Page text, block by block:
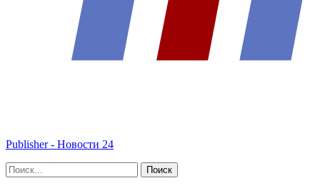
Publisher - Новости 24